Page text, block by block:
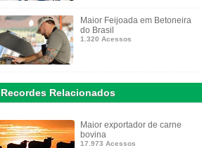
Maior Feijoada em Betoneira
do Brasil
1.320 Acessos
Recordes Relacionados
Maior exportador de carne
bovina
17.973 Acessos